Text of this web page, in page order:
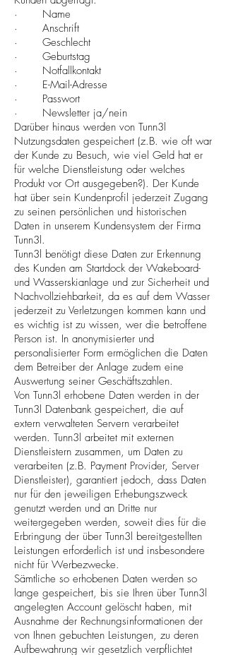
· Name
· Anschrift
· Geschlecht
· Geburtstag
· Notfallkontakt
· E-Mail-Adresse
· Passwort
· Newsletter ja/nein
Darüber hinaus werden von Tunn3l
Nutzungsdaten gespeichert (z.B. wie oft war
der Kunde zu Besuch, wie viel Geld hat er
für welche Dienstleistung oder welches
Produkt vor Ort ausgegeben?). Der Kunde
hat über sein Kundenprofil jederzeit Zugang
zu seinen persönlichen und historischen
Daten in unserem Kundensystem der Firma
Tunn3l.
Tunn3l benötigt diese Daten zur Erkennung
des Kunden am Startdock der Wakeboard-
und Wasserskianlage und zur Sicherheit und
Nachvollziehbarkeit, da es auf dem Wasser
jederzeit zu Verletzungen kommen kann und
es wichtig ist zu wissen, wer die betroffene
Person ist. In anonymisierter und
personalisierter Form ermöglichen die Daten
dem Betreiber der Anlage zudem eine
Auswertung seiner Geschäftszahlen.
Von Tunn3l erhobene Daten werden in der
Tunn3l Datenbank gespeichert, die auf
extern verwalteten Servern verarbeitet
werden. Tunn3l arbeitet mit externen
Dienstleistern zusammen, um Daten zu
verarbeiten (z.B. Payment Provider, Server
Dienstleister), garantiert jedoch, dass Daten
nur für den jeweiligen Erhebungszweck
genutzt werden und an Dritte nur
weitergegeben werden, soweit dies für die
Erbringung der über Tunn3l bereitgestellten
Leistungen erforderlich ist und insbesondere
nicht für Werbezwecke.
Sämtliche so erhobenen Daten werden so
lange gespeichert, bis sie Ihren über Tunn3l
angelegten Account gelöscht haben, mit
Ausnahme der Rechnungsinformationen der
von Ihnen gebuchten Leistungen, zu deren
Aufbewahrung wir gesetzlich verpflichtet